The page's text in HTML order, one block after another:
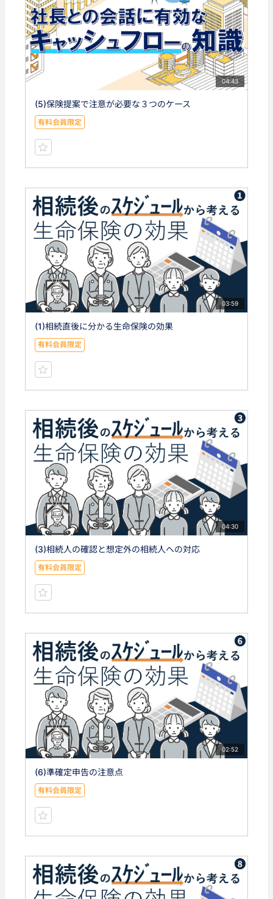
04:43
(5)保険提案で注意が必要な３つのケース
有料会員限定
03:59
(1)相続直後に分かる生命保険の効果
有料会員限定
04:30
(3)相続人の確認と想定外の相続人への対応
有料会員限定
02:52
(6)準確定申告の注意点
有料会員限定